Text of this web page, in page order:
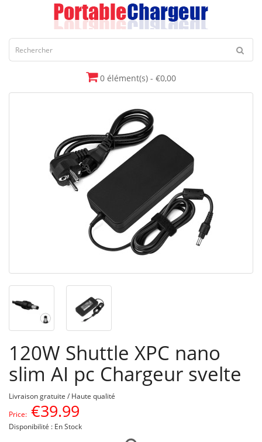
0 élément(s) - €0,00
120W Shuttle XPC nano
slim AI pc Chargeur svelte
Livraison gratuite / Haute qualité
Price: €39.99
Disponibilité : En Stock